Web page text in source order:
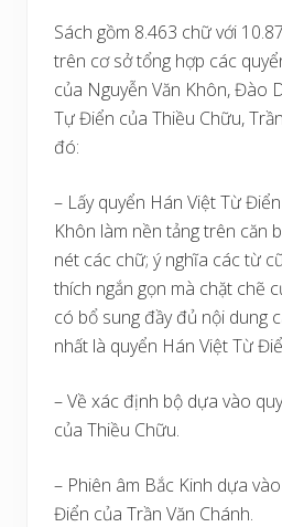
Sách gồm 8.463 chữ với
trên cơ sở tổng hợp các
của Nguyễn Văn Khôn, Đào
Tự Điển của Thiều Chữu,
đó:
– Lấy quyển Hán Việt Từ
Khôn làm nền tảng trên căn
nét các chữ; ý nghĩa các từ
thích ngắn gọn mà chặt chẽ
có bổ sung đầy đủ nội dung
nhất là quyển Hán Việt Từ
– Về xác định bộ dựa vào
của Thiều Chữu.
– Phiên âm Bắc Kinh dựa
Điển của Trần Văn Chánh.